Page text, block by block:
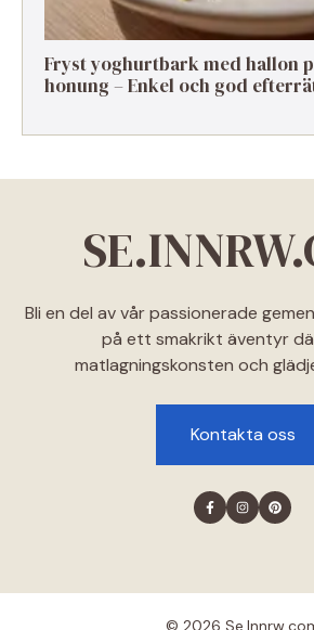
Fryst yoghurtbark med hallon
honung – Enkel och god
Bli en del av vår passionerade
på ett smakrikt äventyr
matlagningskonsten och
Kontakta oss
© 2026